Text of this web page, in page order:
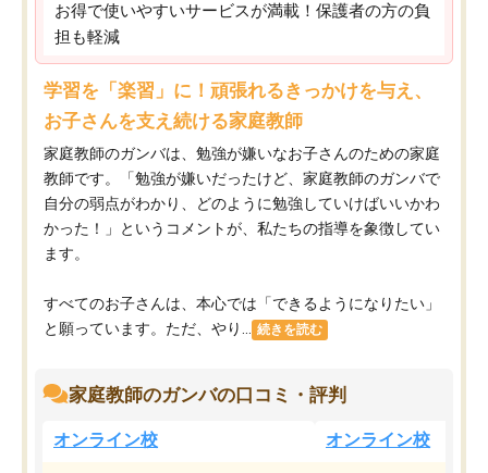
お得で使いやすいサービスが満載！保護者の方の負
担も軽減
学習を「楽習」に！頑張れるきっかけを与え、
お子さんを支え続ける家庭教師
家庭教師のガンバは、勉強が嫌いなお子さんのための家庭
教師です。「勉強が嫌いだったけど、家庭教師のガンバで
自分の弱点がわかり、どのように勉強していけばいいかわ
かった！」というコメントが、私たちの指導を象徴してい
ます。
すべてのお子さんは、本心では「できるようになりたい」
と願っています。ただ、やり...
続きを読む
家庭教師のガンバの口コミ・評判
オンライン校 オンライン校